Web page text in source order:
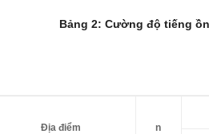
Bảng 2: Cường độ tiếng
Địa điểm n